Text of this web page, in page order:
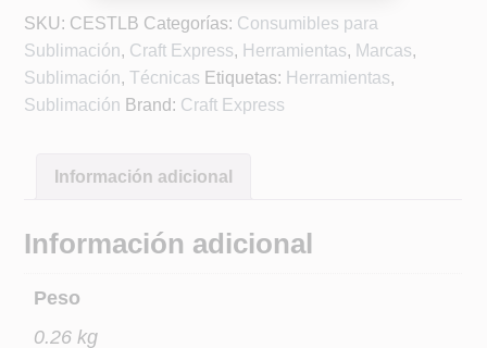
lt
e
r
n
SKU: CESTLB Categorías: Consumibles para
Sublimación, Craft Express, Herramientas, Marcas,
Sublimación,Técnicas Etiquetas: Herramientas,
Sublimación Brand: Craft Express
Información adicional
Información adicional
Peso
0.26 kg